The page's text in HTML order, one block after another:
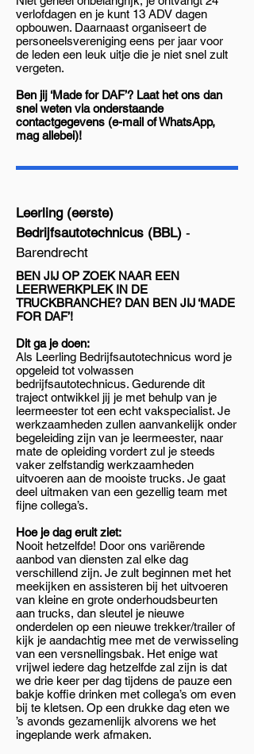
verlofdagen en je kunt 13 ADV dagen
opbouwen. Daarnaast organiseert de
personeelsvereniging eens per jaar voor
de leden een leuk uitje die je niet snel zult
vergeten.
Ben jij ‘Made for DAF’? Laat het ons dan
snel weten via onderstaande
contactgegevens (e-mail of WhatsApp,
mag allebei)!
Leerling (eerste)
Bedrijfsautotechnicus (BBL) -
Barendrecht
BEN JIJ OP ZOEK NAAR EEN
LEERWERKPLEK IN DE
TRUCKBRANCHE? DAN BEN JIJ ‘MADE
FOR DAF’!
Dit ga je doen:
Als Leerling Bedrijfsautotechnicus word je
opgeleid tot volwassen
bedrijfsautotechnicus. Gedurende dit
traject ontwikkel jij je met behulp van je
leermeester tot een echt vakspecialist. Je
werkzaamheden zullen aanvankelijk onder
begeleiding zijn van je leermeester, naar
mate de opleiding vordert zul je steeds
vaker zelfstandig werkzaamheden
uitvoeren aan de mooiste trucks. Je gaat
deel uitmaken van een gezellig team met
fijne collega’s.
Hoe je dag eruit ziet:
Nooit hetzelfde! Door ons variërende
aanbod van diensten zal elke dag
verschillend zijn. Je zult beginnen met het
meekijken en assisteren bij het uitvoeren
van kleine en grote onderhoudsbeurten
aan trucks, dan sleutel je nieuwe
onderdelen op een nieuwe trekker/trailer of
kijk je aandachtig mee met de verwisseling
van een versnellingsbak. Het enige wat
vrijwel iedere dag hetzelfde zal zijn is dat
we drie keer per dag tijdens de pauze een
bakje koffie drinken met collega’s om even
bij te kletsen. Op een drukke dag eten we
’s avonds gezamenlijk alvorens we het
ingeplande werk afmaken.